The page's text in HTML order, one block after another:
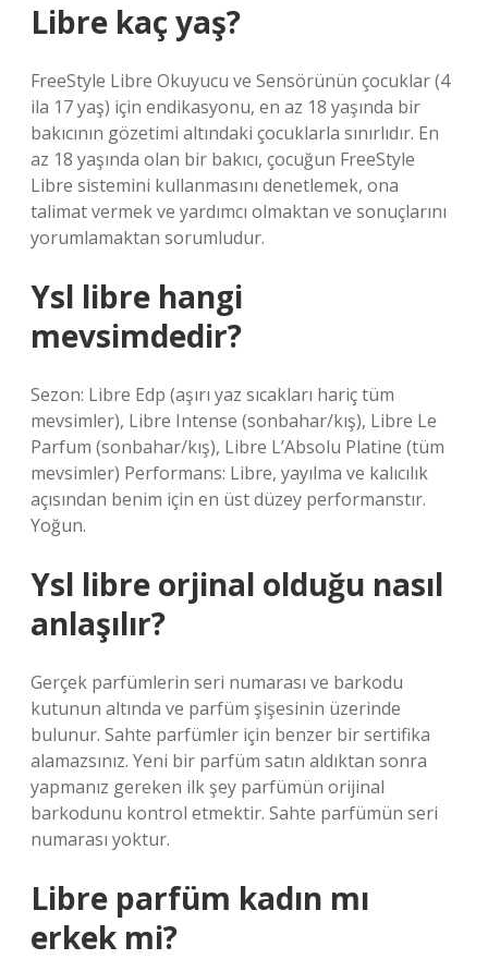
Libre kaç yaş?
FreeStyle Libre Okuyucu ve Sensörünün çocuklar (4
ila 17 yaş) için endikasyonu, en az 18 yaşında bir
bakıcının gözetimi altındaki çocuklarla sınırlıdır. En
az 18 yaşında olan bir bakıcı, çocuğun FreeStyle
Libre sistemini kullanmasını denetlemek, ona
talimat vermek ve yardımcı olmaktan ve sonuçlarını
yorumlamaktan sorumludur.
Ysl libre hangi
mevsimdedir?
Sezon: Libre Edp (aşırı yaz sıcakları hariç tüm
mevsimler), Libre Intense (sonbahar/kış), Libre Le
Parfum (sonbahar/kış), Libre L’Absolu Platine (tüm
mevsimler) Performans: Libre, yayılma ve kalıcılık
açısından benim için en üst düzey performanstır.
Yoğun.
Ysl libre orjinal olduğu nasıl
anlaşılır?
Gerçek parfümlerin seri numarası ve barkodu
kutunun altında ve parfüm şişesinin üzerinde
bulunur. Sahte parfümler için benzer bir sertifika
alamazsınız. Yeni bir parfüm satın aldıktan sonra
yapmanız gereken ilk şey parfümün orijinal
barkodunu kontrol etmektir. Sahte parfümün seri
numarası yoktur.
Libre parfüm kadın mı
erkek mi?